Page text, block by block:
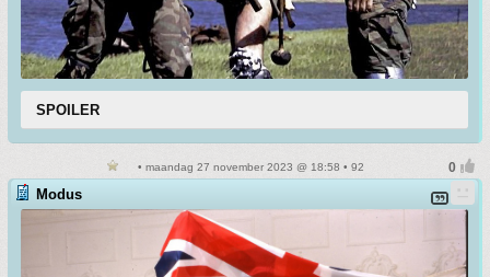
SPOILER
• maandag 27 november 2023 @ 18:58 • 92
Modus